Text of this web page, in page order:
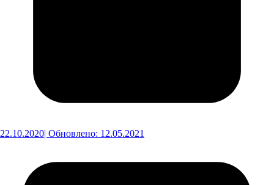
22.10.2020| Обновлено: 12.05.2021